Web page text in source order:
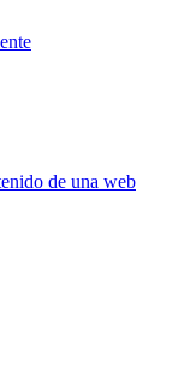
de una web